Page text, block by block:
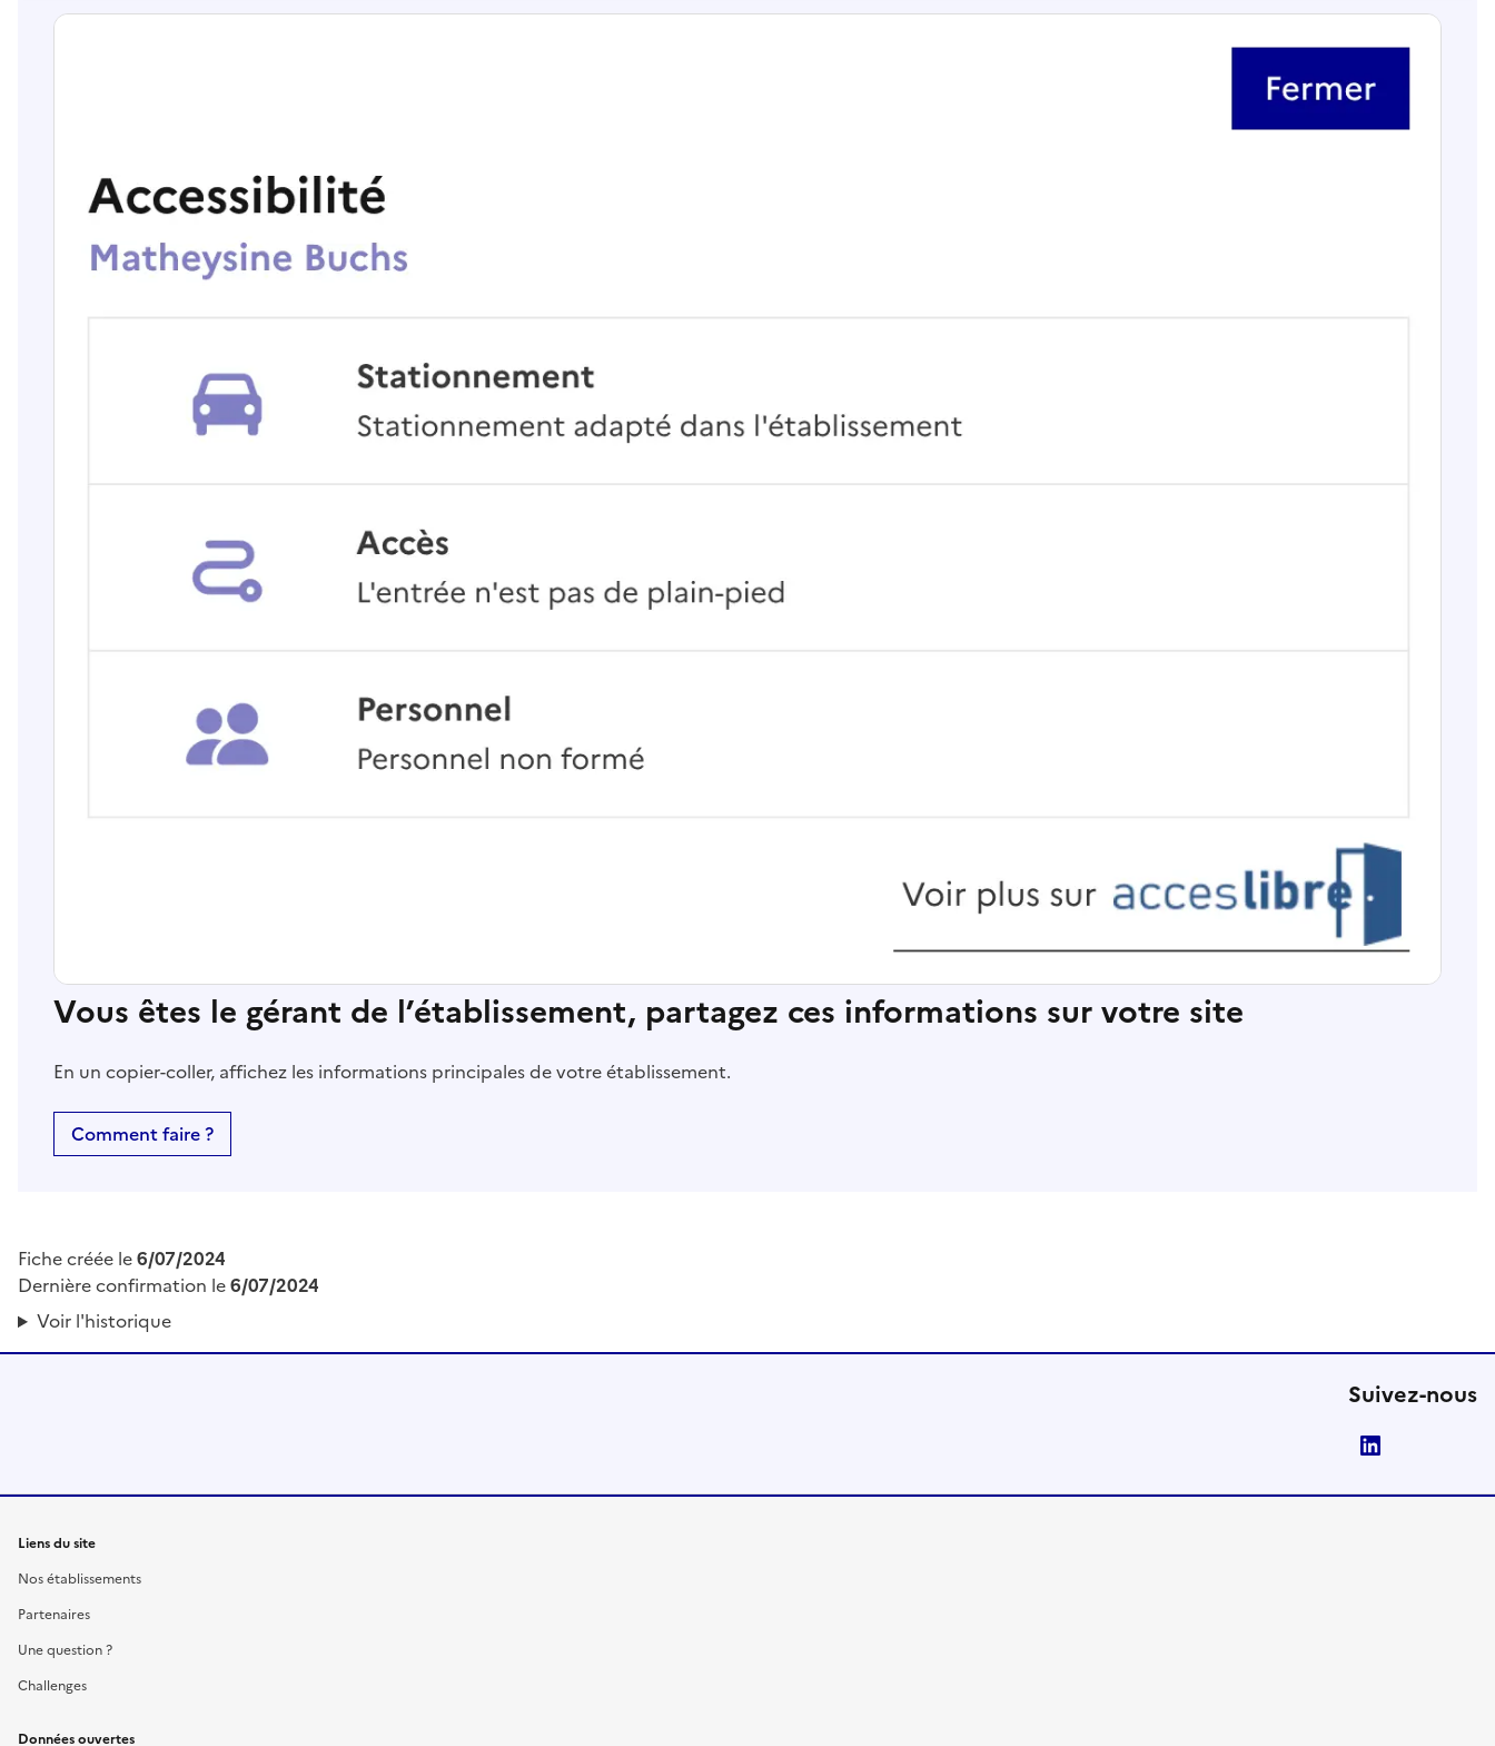
Vous êtes le gérant de l’établissement, partagez ces informations sur votre site
En un copier-coller, affichez les informations principales de votre établissement.
Comment faire ?
Fiche créée le6/07/2024
Dernière confirmation le6/07/2024
Voir l'historique
Suivez-nous
Liens du site
Nos établissements
Partenaires
Une question ?
Challenges
Données ouvertes